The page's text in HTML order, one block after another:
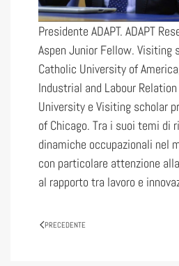
Presidente ADAPT. ADAPT
Aspen Junior Fellow. Visiting
Catholic University of
Industrial and Labour
University e Visiting scholar
of Chicago. Tra i suoi temi di
dinamiche occupazionali nel
con particolare attenzione
al rapporto tra lavoro e
PRECEDENTE